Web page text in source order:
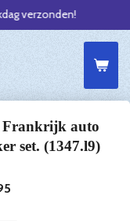
verzonden!
Frankrijk auto
set. (1347.l9)